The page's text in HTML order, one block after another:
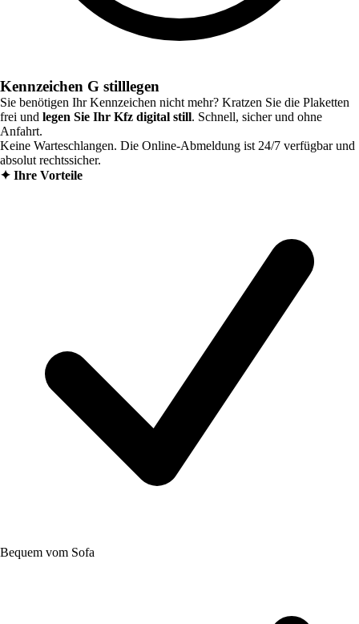
Kennzeichen G stilllegen
Sie benötigen Ihr Kennzeichen nicht mehr? Kratzen Sie die Plaketten
frei und legen Sie Ihr Kfz digital still. Schnell, sicher und ohne
Anfahrt.
Keine Warteschlangen. Die Online-Abmeldung ist 24/7 verfügbar und
absolut rechtssicher.
✦ Ihre Vorteile
Bequem vom Sofa